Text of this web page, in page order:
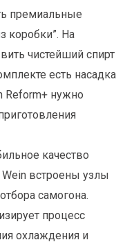
премиальные
коробки”. На
чистейший спирт
есть насадка
Reform+ нужно
качество
встроены узлы
самогона.
процесс
охлаждения и